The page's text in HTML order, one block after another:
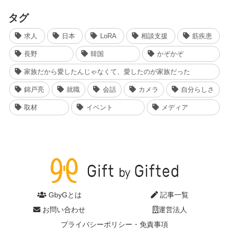
タグ
求人 日本 LoRA 相談支援 筋疾患
長野 韓国 かぞかぞ
家族だから愛したんじゃなくて、愛したのが家族だった
錦戸亮 就職 会話 カメラ 自分らしさ
取材 イベント メディア
GbyGとは
記事一覧
お問い合わせ
運営法人
プライバシーポリシー・免責事項